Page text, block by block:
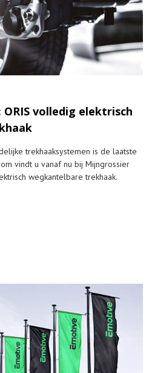
volledig elektrisch
trekhaaksystemen is de laatste
vindt u vanaf nu bij Mijngrossier
wegkantelbare trekhaak.